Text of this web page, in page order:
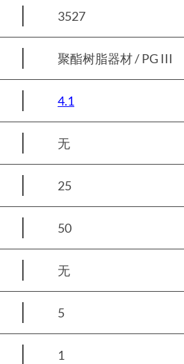
3527
聚酯树脂器材 / PG III
4.1
无
25
50
无
5
1